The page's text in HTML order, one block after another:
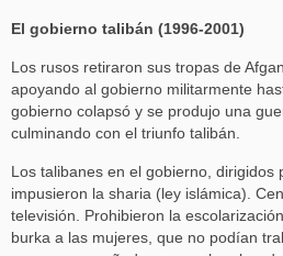
El gobierno talibán (1996-2001)
Los rusos retiraron sus tropas de
apoyando al gobierno militarmente
gobierno colapsó y se produjo una
culminando con el triunfo talibán.
Los talibanes en el gobierno, dirigidos
impusieron la sharia (ley islámica).
televisión. Prohibieron la
burka a las mujeres, que no podían